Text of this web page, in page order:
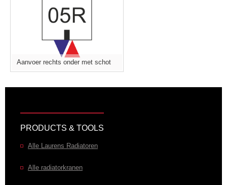
Aanvoer rechts onder met schot
PRODUCTS & TOOLS
Alle Laurens Radiatoren
Alle radiatorkranen